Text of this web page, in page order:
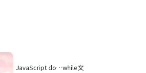
JavaScript do…while文